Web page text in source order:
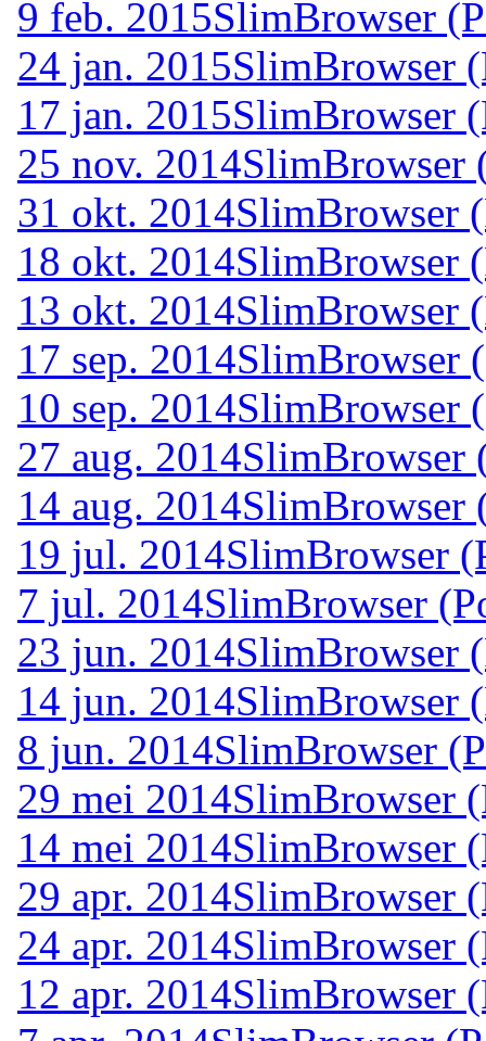
9 feb. 2015SlimBrowser
24 jan. 2015SlimBrowser
17 jan. 2015SlimBrowser
25 nov. 2014SlimBrowser
31 okt. 2014SlimBrowser
18 okt. 2014SlimBrowser
13 okt. 2014SlimBrowser
17 sep. 2014SlimBrowser
10 sep. 2014SlimBrowser
27 aug. 2014SlimBrowser
14 aug. 2014SlimBrowser
19 jul. 2014SlimBrowser
7 jul. 2014SlimBrowser
23 jun. 2014SlimBrowser
14 jun. 2014SlimBrowser
8 jun. 2014SlimBrowser
29 mei 2014SlimBrowser
14 mei 2014SlimBrowser
29 apr. 2014SlimBrowser
24 apr. 2014SlimBrowser
12 apr. 2014SlimBrowser